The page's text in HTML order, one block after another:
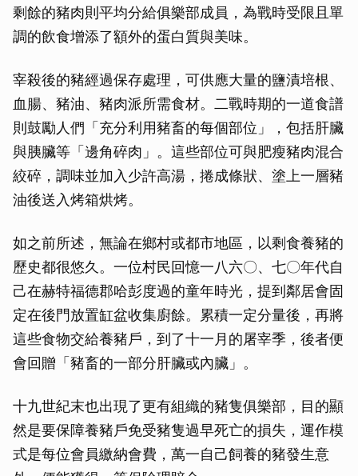
剩餘的豬肉則平均分給俱樂部成員，為戰時受限且單
調的飲食增添了額外的蛋白質與美味。
宰殺後的豬經過保存處理，可供應大量的鹽漬培根、
血腸、豬油、豬肉派所需食材。二戰時期的一道食譜
則鼓勵人們「充分利用豬畜的每個部位」，包括肝臟
與胰臟等「邊角碎肉」。這些部位可與肥瘦豬肉混合
絞碎，調味並加入少許高湯，捲成條狀、塗上一層豬
油後送入烤箱烘烤。
如之前所述，無論在鄉村或都市地區，以剩食養豬的
歷史都很悠久。一位村民回憶一八六〇、七〇年代自
己在赫特福德郡哈彭度過的童年時光，提到鄰居會固
定在後門放置缸盆收集廚餘。累積一定分量後，再將
這些食物交給養豬戶，到了十一月的屠宰季，後者便
會回贈「豬畜的一部分肝臟或內臟」。
十九世紀末也出現了更有組織的豬隻俱樂部，目的顯
然是要保障養豬戶免受豬隻過早死亡的損失，運作模
式是每位會員繳納會費，萬一自己飼養的豬發生意